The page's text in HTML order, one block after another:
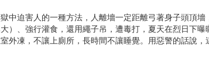
中迫害人的一種方法，人離墻一定距離弓著身子頭頂墻
）、強行灌食，還用繩子吊，遭毒打，夏天在烈日下曝
外凍，不讓上廁所，長時間不讓睡覺。用惡警的話說，